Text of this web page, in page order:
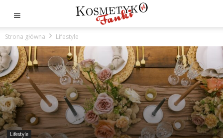
Strona główna Lifestyle
Lifestyle